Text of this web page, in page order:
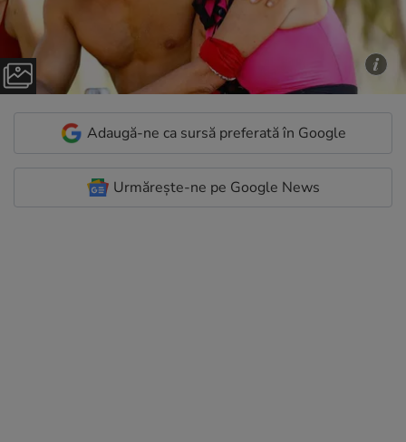
Adaugă-ne ca sursă preferată în Google
Urmărește-ne pe Google News